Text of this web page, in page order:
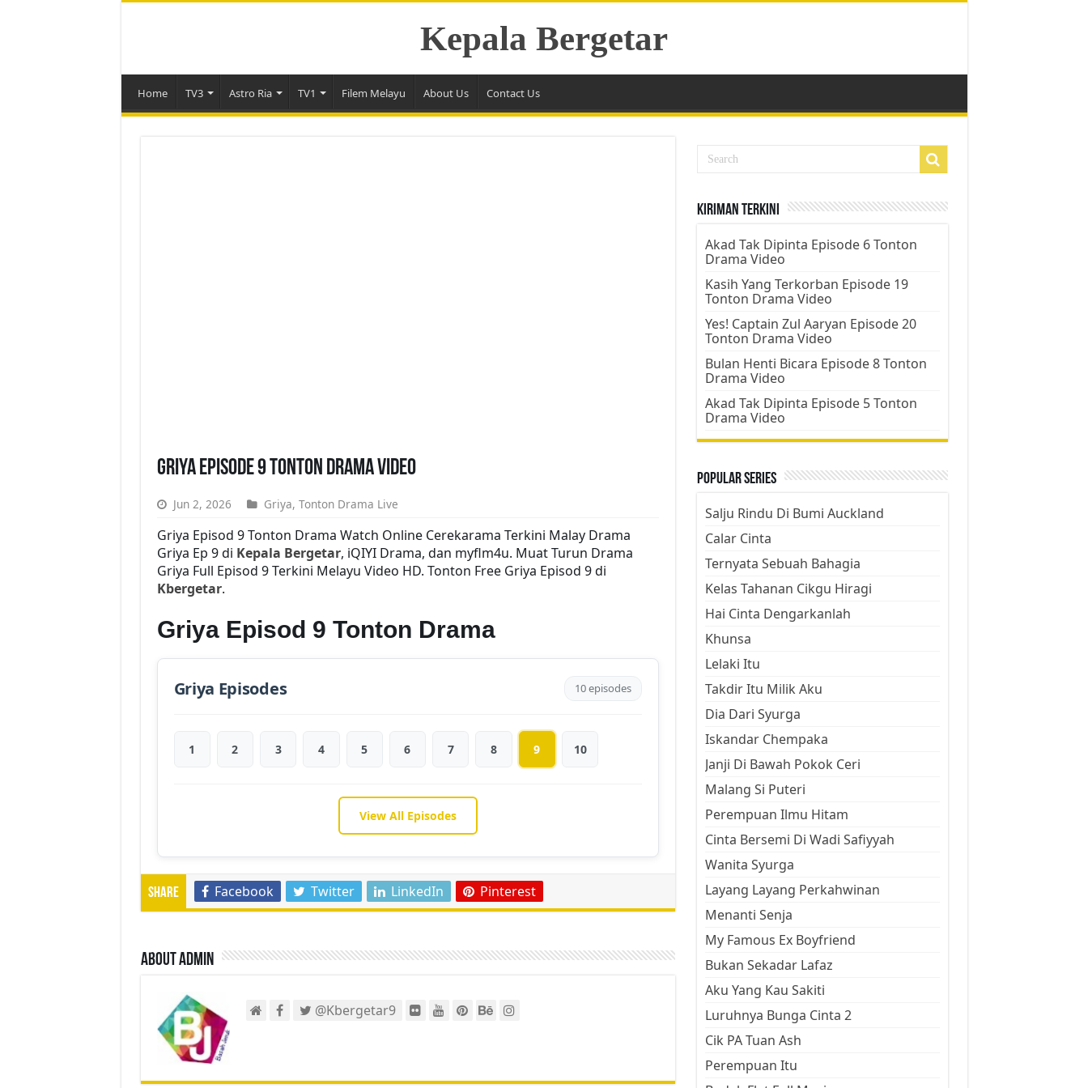
Kepala Bergetar
Home TV3 Astro Ria TV1 Filem Melayu About Us Contact Us
Griya Episode 9 Tonton Drama Video
Jun 2, 2026 Griya, Tonton Drama Live
Griya Episod 9 Tonton Drama Watch Online Cerekarama Terkini Malay Drama
Griya Ep 9 di Kepala Bergetar, iQIYI Drama, dan myflm4u. Muat Turun Drama
Griya Full Episod 9 Terkini Melayu Video HD. Tonton Free Griya Episod 9 di
Kbergetar.
Griya Episod 9 Tonton Drama
Griya Episodes 10 episodes
1 2 3 4 5 6 7 8 9 10
View All Episodes
Share Facebook Twitter LinkedIn Pinterest
About admin
@Kbergetar9
Kiriman Terkini
Akad Tak Dipinta Episode 6 Tonton
Drama Video
Kasih Yang Terkorban Episode 19
Tonton Drama Video
Yes! Captain Zul Aaryan Episode 20
Tonton Drama Video
Bulan Henti Bicara Episode 8 Tonton
Drama Video
Akad Tak Dipinta Episode 5 Tonton
Drama Video
Popular Series
Salju Rindu Di Bumi Auckland
Calar Cinta
Ternyata Sebuah Bahagia
Kelas Tahanan Cikgu Hiragi
Hai Cinta Dengarkanlah
Khunsa
Lelaki Itu
Takdir Itu Milik Aku
Dia Dari Syurga
Iskandar Chempaka
Janji Di Bawah Pokok Ceri
Malang Si Puteri
Perempuan Ilmu Hitam
Cinta Bersemi Di Wadi Safiyyah
Wanita Syurga
Layang Layang Perkahwinan
Menanti Senja
My Famous Ex Boyfriend
Bukan Sekadar Lafaz
Aku Yang Kau Sakiti
Luruhnya Bunga Cinta 2
Cik PA Tuan Ash
Perempuan Itu